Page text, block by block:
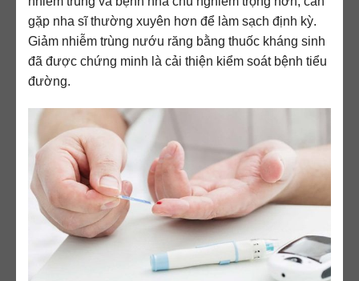
gặp nha sĩ thường xuyên hơn để làm sạch định kỳ.
Giảm nhiễm trùng nướu răng bằng thuốc kháng sinh
đã được chứng minh là cải thiện kiểm soát bệnh tiểu
đường.